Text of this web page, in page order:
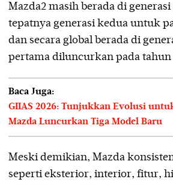
Mazda2 masih berada di generasi
tepatnya generasi kedua untuk
dan secara global berada di
pertama diluncurkan pada tahun
Baca Juga:
GIIAS 2026: Tunjukkan Evolusi
Mazda Luncurkan Tiga Model Baru
Meski demikian, Mazda
seperti eksterior, interior, fitur,